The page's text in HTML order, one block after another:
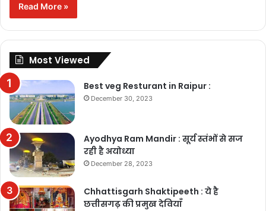
Read More »
Most Viewed
Best veg Resturant in Raipur :
December 30, 2023
Ayodhya Ram Mandir : सूर्य स्तंभों से सज
रही है अयोध्या
December 28, 2023
Chhattisgarh Shaktipeeth : ये है
छत्तीसगढ़ की प्रमुख देवियाँ